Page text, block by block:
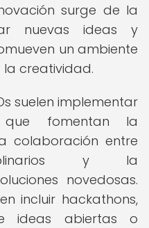
surge de la
nuevas ideas y
un ambiente
creatividad.
suelen implementar
que fomentan la
colaboración entre
y la
novedosas.
incluir hackathons,
ideas abiertas o